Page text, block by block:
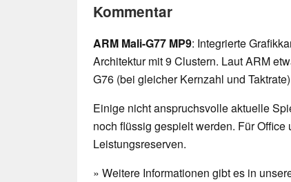
Kommentar
ARM Mali-G77 MP9: Integrierte
Architektur mit 9 Clustern. Laut ARM
G76 (bei gleicher Kernzahl und
Einige nicht anspruchsvolle aktuelle
noch flüssig gespielt werden. Für
Leistungsreserven.
» Weitere Informationen gibt es in